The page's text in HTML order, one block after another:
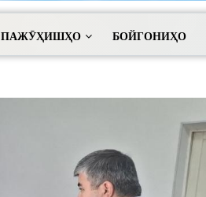
ПАЖӮҲИШҲО БОЙГОНИҲО